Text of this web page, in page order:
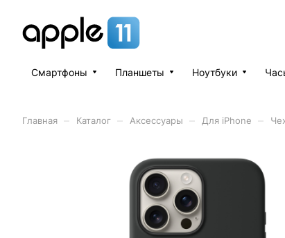
Смартфоны Планшеты Ноутбуки
Главная Каталог Аксессуары Для iPhone